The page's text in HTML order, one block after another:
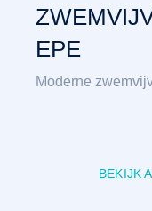
EPE
Moderne
BEKIJK